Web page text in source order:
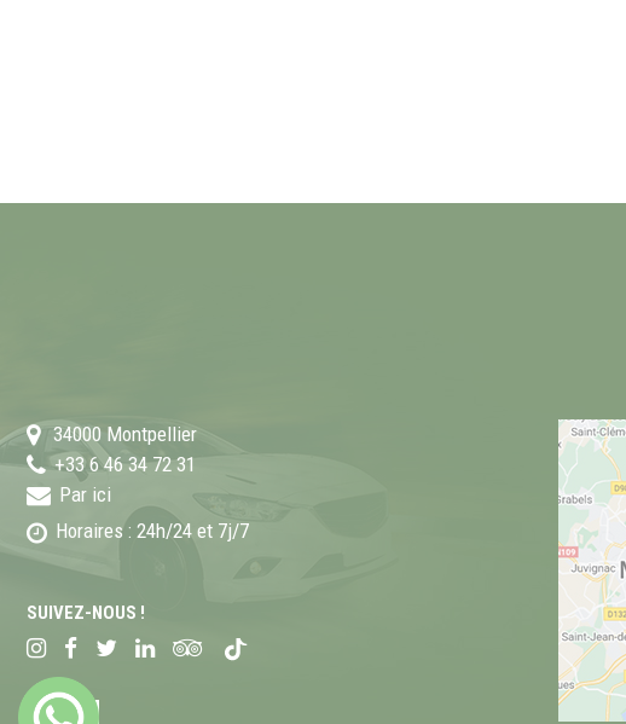
34000 Montpellier
+33 6 46 34 72 31
Par ici
Horaires : 24h/24 et 7j/7
SUIVEZ-NOUS !